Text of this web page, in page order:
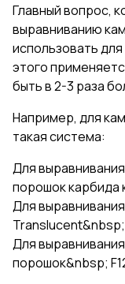
Главный вопрос,
выравниванию
использовать
этого
быть в 2-3 раза
Например, для
такая система:
Для
порошок карбида
Для
Для
порошок&nbsp;